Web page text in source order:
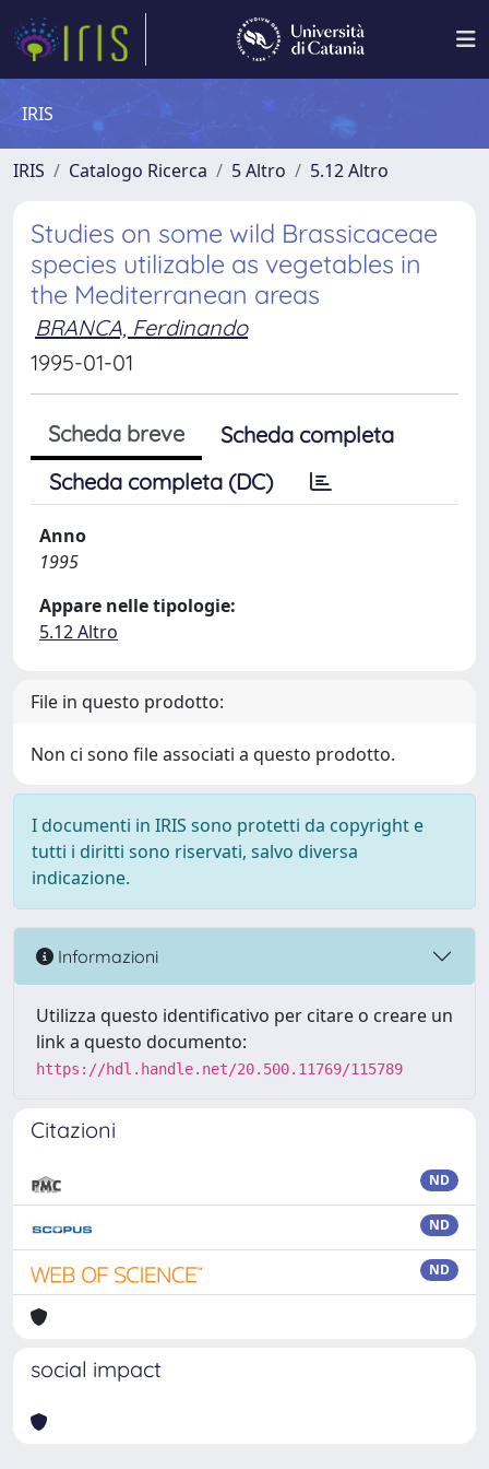
IRIS
IRIS Catalogo Ricerca 5 Altro 5.12 Altro
Studies on some wild Brassicaceae
species utilizable as vegetables in
the Mediterranean areas
BRANCA, Ferdinando
1995-01-01
Scheda breve
Scheda completa
Scheda completa (DC)
Anno
1995
Appare nelle tipologie:
5.12 Altro
File in questo prodotto:
Non ci sono file associati a questo prodotto.
I documenti in IRIS sono protetti da copyright e
tutti i diritti sono riservati, salvo diversa
indicazione.
Informazioni
Utilizza questo identificativo per citare o creare un
link a questo documento:
https://hdl.handle.net/20.500.11769/115789
Citazioni
ND
ND
ND
social impact